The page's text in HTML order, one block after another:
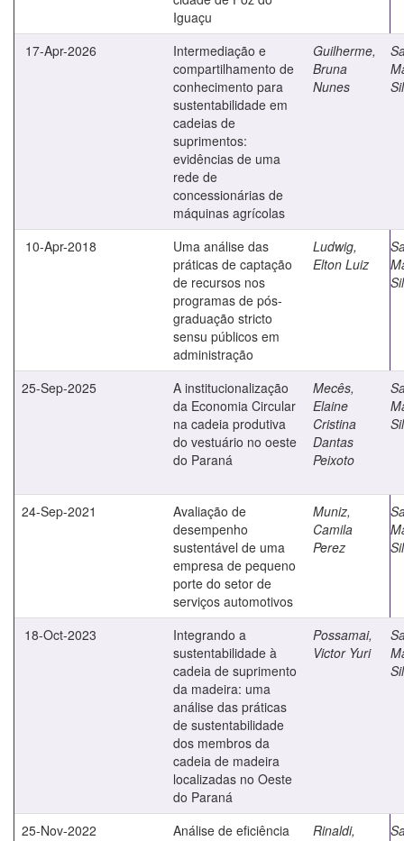
Iguaçu
17-Apr-2026
Intermediação e
compartilhamento de
conhecimento para
sustentabilidade em
cadeias de
suprimentos:
evidências de uma
rede de
concessionárias de
máquinas agrícolas
Guilherme,
Bruna
Nunes
10-Apr-2018
Uma análise das
práticas de captação
de recursos nos
programas de pós-
graduação stricto
sensu públicos em
administração
Ludwig,
Elton Luiz
25-Sep-2025
A institucionalização
da Economia Circular
na cadeia produtiva
do vestuário no oeste
do Paraná
Mecês,
Elaine
Cristina
Dantas
Peixoto
24-Sep-2021
Avaliação de
desempenho
sustentável de uma
empresa de pequeno
porte do setor de
serviços automotivos
Muniz,
Camila
Perez
18-Oct-2023
Integrando a
sustentabilidade à
cadeia de suprimento
da madeira: uma
análise das práticas
de sustentabilidade
dos membros da
cadeia de madeira
localizadas no Oeste
do Paraná
Possamai,
Victor Yuri
25-Nov-2022
Análise de eficiência
Rinaldi,